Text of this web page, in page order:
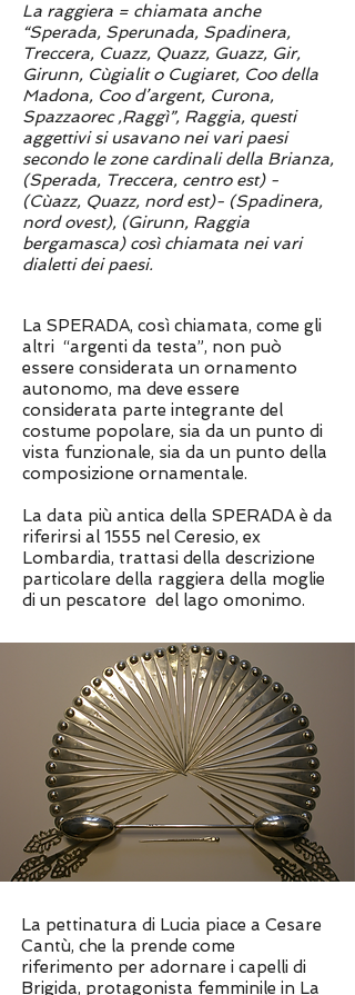
La raggiera = chiamata anche
“Sperada, Sperunada, Spadinera,
Treccera, Cuazz, Quazz, Guazz, Gir,
Girunn, Cùgialit o Cugiaret, Coo della
Madona, Coo d’argent, Curona,
Spazzaorec ,Raggì”, Raggia, questi
aggettivi si usavano nei vari paesi
secondo le zone cardinali della Brianza,
(Sperada, Treccera, centro est) -
(Cùazz, Quazz, nord est)- (Spadinera,
nord ovest), (Girunn, Raggia
bergamasca) così chiamata nei vari
dialetti dei paesi.
La SPERADA, così chiamata, come gli
altri “argenti da testa”, non può
essere considerata un ornamento
autonomo, ma deve essere
considerata parte integrante del
costume popolare, sia da un punto di
vista funzionale, sia da un punto della
composizione ornamentale.
La data più antica della SPERADA è da
riferirsi al 1555 nel Ceresio, ex
Lombardia, trattasi della descrizione
particolare della raggiera della moglie
di un pescatore del lago omonimo.
La pettinatura di Lucia piace a Cesare
Cantù, che la prende come
riferimento per adornare i capelli di
Brigida, protagonista femminile in La